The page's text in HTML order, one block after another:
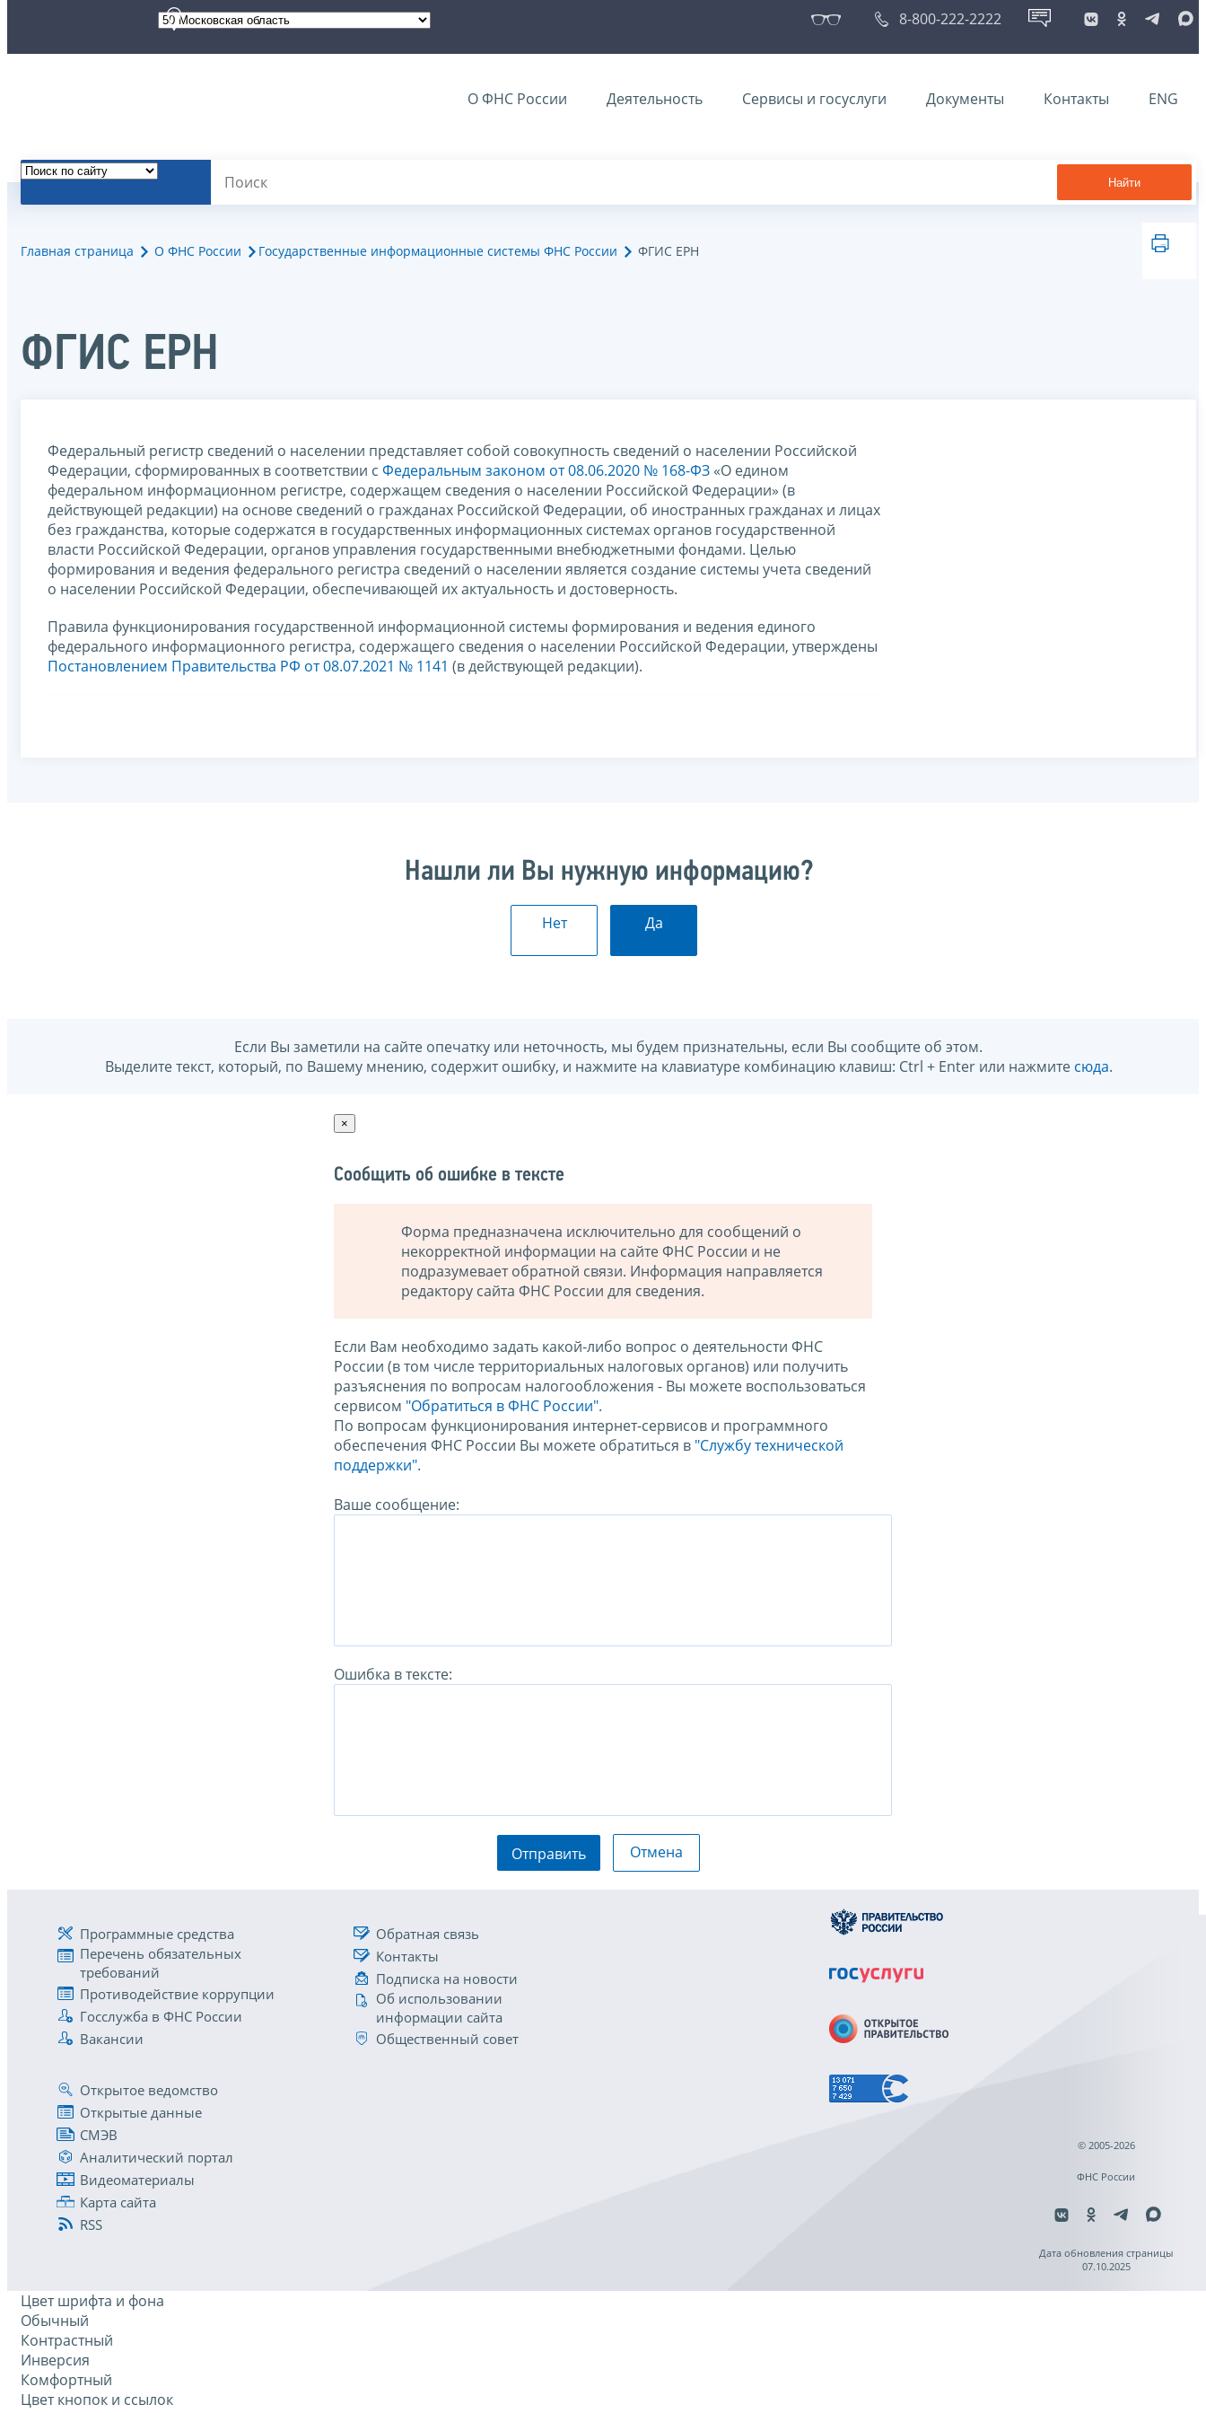
8-800-222-2222
О ФНС России Деятельность Сервисы и госуслуги Документы Контакты ENG
Найти
Главная страница О ФНС России Государственные информационные системы ФНС России ФГИС ЕРН
ФГИС ЕРН
Федеральный регистр сведений о населении представляет собой совокупность сведений о населении Российской
Федерации, сформированных в соответствии с Федеральным законом от 08.06.2020 № 168-ФЗ «О едином
федеральном информационном регистре, содержащем сведения о населении Российской Федерации» (в
действующей редакции) на основе сведений о гражданах Российской Федерации, об иностранных гражданах и лицах
без гражданства, которые содержатся в государственных информационных системах органов государственной
власти Российской Федерации, органов управления государственными внебюджетными фондами. Целью
формирования и ведения федерального регистра сведений о населении является создание системы учета сведений
о населении Российской Федерации, обеспечивающей их актуальность и достоверность.
Правила функционирования государственной информационной системы формирования и ведения единого
федерального информационного регистра, содержащего сведения о населении Российской Федерации, утверждены
Постановлением Правительства РФ от 08.07.2021 № 1141 (в действующей редакции).
Нашли ли Вы нужную информацию?
Нет Да
Если Вы заметили на сайте опечатку или неточность, мы будем признательны, если Вы сообщите об этом.
Выделите текст, который, по Вашему мнению, содержит ошибку, и нажмите на клавиатуре комбинацию клавиш: Ctrl + Enter или нажмите сюда.
×
Сообщить об ошибке в тексте
Форма предназначена исключительно для сообщений о
некорректной информации на сайте ФНС России и не
подразумевает обратной связи. Информация направляется
редактору сайта ФНС России для сведения.
Если Вам необходимо задать какой-либо вопрос о деятельности ФНС
России (в том числе территориальных налоговых органов) или получить
разъяснения по вопросам налогообложения - Вы можете воспользоваться
сервисом "Обратиться в ФНС России".
По вопросам функционирования интернет-сервисов и программного
обеспечения ФНС России Вы можете обратиться в "Службу технической
поддержки".
Ваше сообщение:
Ошибка в тексте:
Отправить Отмена
Программные средства
Перечень обязательных
требований
Противодействие коррупции
Госслужба в ФНС России
Вакансии
Обратная связь
Контакты
Подписка на новости
Об использовании
информации сайта
Общественный совет
Открытое ведомство
Открытые данные
СМЭВ
Аналитический портал
Видеоматериалы
Карта сайта
RSS
© 2005-2026
ФНС России
Дата обновления страницы
07.10.2025
Цвет шрифта и фона
Обычный
Контрастный
Инверсия
Комфортный
Цвет кнопок и ссылок